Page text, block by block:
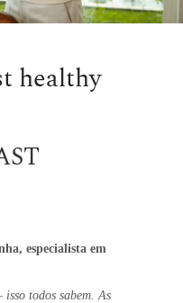
healthy
especialista em
todos sabem. As